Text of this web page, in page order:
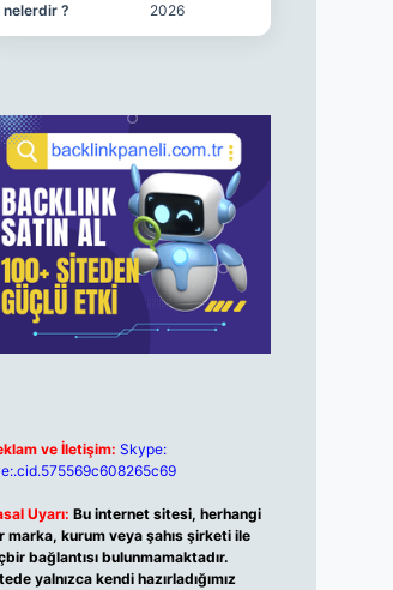
nelerdir ?
2026
ve İletişim: Skype:
Uyarı: Bu internet sitesi, herhangi
marka, kurum veya şahıs şirketi ile
bağlantısı bulunmamaktadır.
yalnızca kendi hazırladığımız